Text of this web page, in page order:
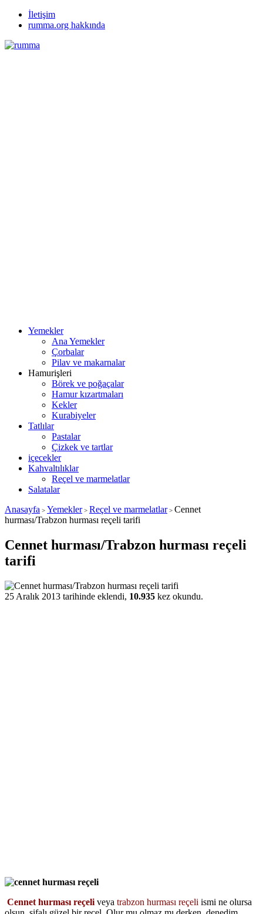
İletişim
rumma.org hakkında
Yemekler
Ana Yemekler
Çorbalar
Pilav ve makarnalar
Hamurişleri
Börek ve poğaçalar
Hamur kızartmaları
Kekler
Kurabiyeler
Tatlılar
Pastalar
Çizkek ve tartlar
içecekler
Kahvaltılıklar
Reçel ve marmelatlar
Salatalar
Anasayfa > Yemekler> Reçel ve marmelatlar> Cennet
hurması/Trabzon hurması reçeli tarifi
Cennet hurması/Trabzon hurması reçeli
tarifi
25 Aralık 2013 tarihinde eklendi, 10.935 kez okundu.
Cennet hurması reçeli veya trabzon hurması reçeli ismi ne olursa